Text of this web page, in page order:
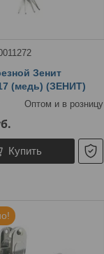
Зенит
(медь) (ЗЕНИТ)
Оптом и в розницу
Купить